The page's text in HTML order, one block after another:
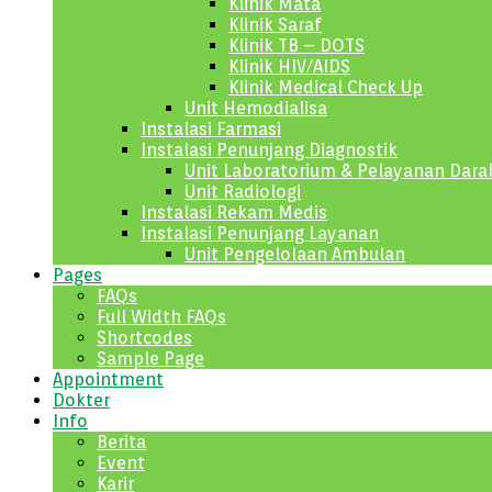
Klinik Saraf
Klinik TB – DOTS
Klinik HIV/AIDS
Klinik Medical Check Up
Unit Hemodialisa
Instalasi Farmasi
Instalasi Penunjang Diagnostik
Unit Laboratorium & Pelayanan
Unit Radiologi
Instalasi Rekam Medis
Instalasi Penunjang Layanan
Unit Pengelolaan Ambulan
Pages
FAQs
Full Width FAQs
Shortcodes
Sample Page
Appointment
Dokter
Info
Berita
Event
Karir